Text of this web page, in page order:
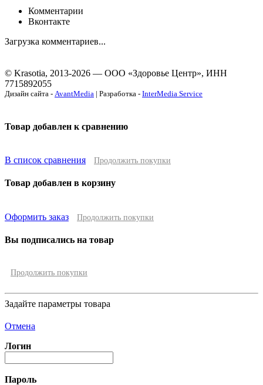
Комментарии
Вконтакте
Загрузка комментариев...
© Krasotia, 2013-2026 — ООО «Здоровье Центр», ИНН
7715892055
Дизайн сайта - AvantMedia | Разработка - InterMedia Service
Товар добавлен к сравнению
В список сравнения Продолжить покупки
Товар добавлен в корзину
Оформить заказ Продолжить покупки
Вы подписались на товар
Продолжить покупки
Задайте параметры товара
Отмена
Логин
Пароль